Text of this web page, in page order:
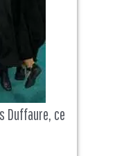
Duffaure, ce